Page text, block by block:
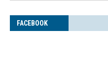
FACE­BOOK